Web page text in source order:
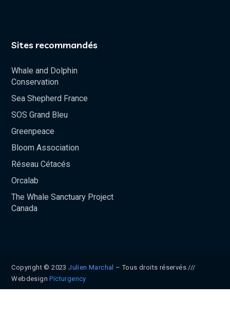
Sites recommandés
Whale and Dolphin
Conservation
Sea Shepherd France
SOS Grand Bleu
Greenpeace
Bloom Association
Réseau Cétacés
Orcalab
The Whale Sanctuary Project
Canada
Copyright © 2023Julien Marchal – Tous droits réservés ///
WebdesignPïcturgency